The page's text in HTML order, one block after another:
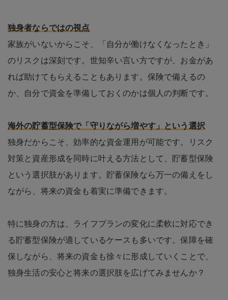
独身者ならではの視点
家族がいないからこそ、「自分が働けなくなったとき」
のリスクは深刻です。世知辛い言い方ですが、お金があ
れば助けてもらえることもあります。保険で備えるの
か、自分で資金を準備しておくのかは個人の判断です。
海外の貯蓄型保険で「守りながら増やす」という選択
独身だからこそ、効率的な資金運用が可能です。リスク
対策と資産形成を同時に叶える方法として、貯蓄型保険
という選択肢があります。貯蓄保険なら万一の備えをし
ながら、将来の資金も着実に準備できます。
特に独身の方は、ライフプランの変化に柔軟に対応でき
る貯蓄型保険が適しているケースも多いです。保障を確
保しながら、将来の資金も徐々に形成していくことで、
独身生活の安心と将来の選択肢を広げてみませんか？